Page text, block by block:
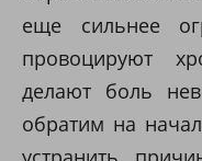
еще сильнее
провоцируют
делают боль
обратим на